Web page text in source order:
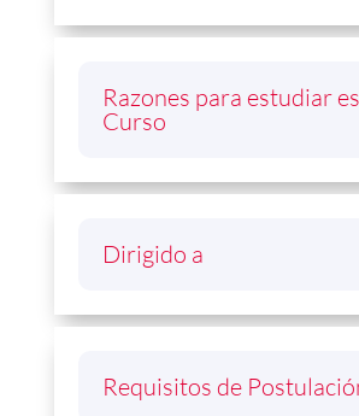
Razones para estudiar
Curso
Dirigido a
Requisitos de